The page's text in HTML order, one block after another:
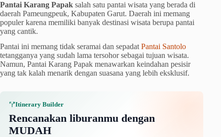
Pantai Karang Papak salah satu pantai wisata yang berada di
daerah Pameungpeuk, Kabupaten Garut. Daerah ini memang
populer karena memiliki banyak destinasi wisata berupa pantai
yang cantik.
Pantai ini memang tidak seramai dan sepadat Pantai Santolo
tetangganya yang sudah lama tersohor sebagai tujuan wisata.
Namun, Pantai Karang Papak menawarkan keindahan pesisir
yang tak kalah menarik dengan suasana yang lebih eksklusif.
Itinerary Builder
Rencanakan liburanmu dengan
MUDAH